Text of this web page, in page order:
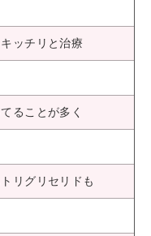
ッチリと治療
ることが多く
リグリセリドも